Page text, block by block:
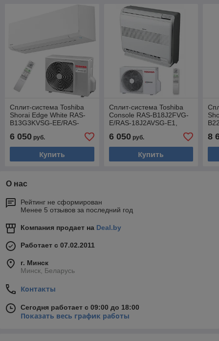
Сплит-система Toshiba
Shorai Edge White RAS-
B13G3KVSG-EE/RAS-
13J2AVSG-E1, трубы 1/4
+ 3/8
6 050 руб.
Купить
Сплит-система Toshiba
Console RAS-B18J2FVG-
E/RAS-18J2AVSG-E1,
6 050руб.
Купить
+
8
О нас
Рейтинг не сформирован
Менее 5 отзывов за последний год
Компания продает на Deal.by
Работает с 07.02.2011
г. Минск
Минск, Беларусь
Контакты
Сегодня работает с 09:00 до 18:00
Показать весь график работы